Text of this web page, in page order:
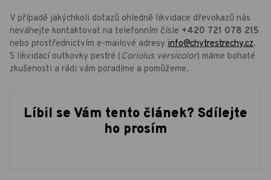
V případě jakýchkoli dotazů ohledně likvidace dřevokazů nás
neváhejte kontaktovat na telefonním čísle +420 721 078 215
nebo prostřednictvím e-mailové adresy info@chytrestrechy.cz.
S likvidací outkovky pestré (Coriolus versicolor) máme bohaté
zkušenosti a rádi vám poradíme a pomůžeme.
Líbil se Vám tento článek? Sdílejte
ho prosím